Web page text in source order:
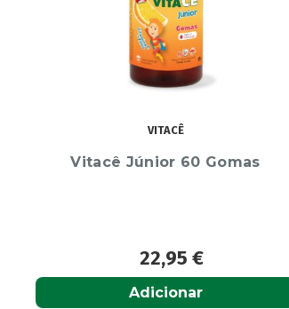
ALVITA
Alvita Tensiometro
47,50 €
Acompanhar